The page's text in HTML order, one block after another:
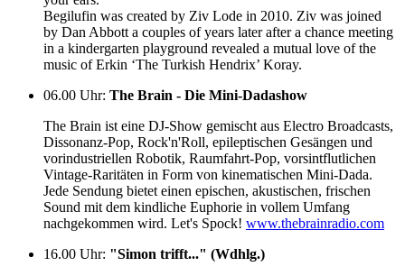
Begilufin was created by Ziv Lode in 2010. Ziv was joined
by Dan Abbott a couples of years later after a chance meeting
in a kindergarten playground revealed a mutual love of the
music of Erkin ‘The Turkish Hendrix’ Koray.
06.00 Uhr: The Brain - Die Mini-Dadashow
The Brain ist eine DJ-Show gemischt aus Electro Broadcasts,
Dissonanz-Pop, Rock'n'Roll, epileptischen Gesängen und
vorindustriellen Robotik, Raumfahrt-Pop, vorsintflutlichen
Vintage-Raritäten in Form von kinematischen Mini-Dada.
Jede Sendung bietet einen epischen, akustischen, frischen
Sound mit dem kindliche Euphorie in vollem Umfang
nachgekommen wird. Let's Spock! www.thebrainradio.com
16.00 Uhr: "Simon trifft..." (Wdhlg.)